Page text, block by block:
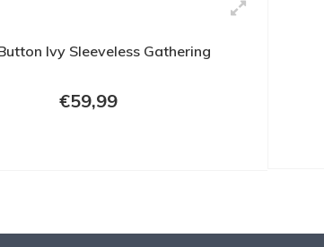
Ivy Sleeveless Gathering
€59,99